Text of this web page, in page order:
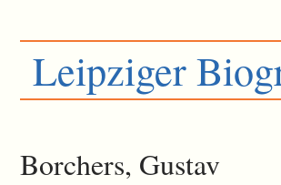
Leipziger
Borchers, Gustav